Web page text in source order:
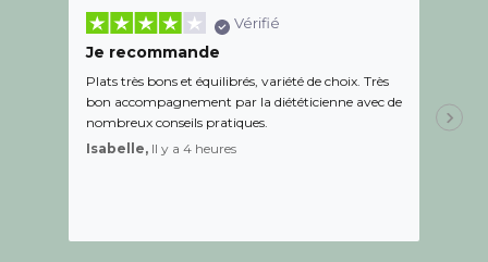
Vérifié
Je recommande
Plats très bons et équilibrés, variété de choix. Très
bon accompagnement par la diététicienne avec de
nombreux conseils pratiques.
Isabelle, Il y a 4 heures
de l
aidé